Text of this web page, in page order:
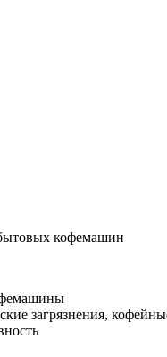
кофемашин
загрязнения,